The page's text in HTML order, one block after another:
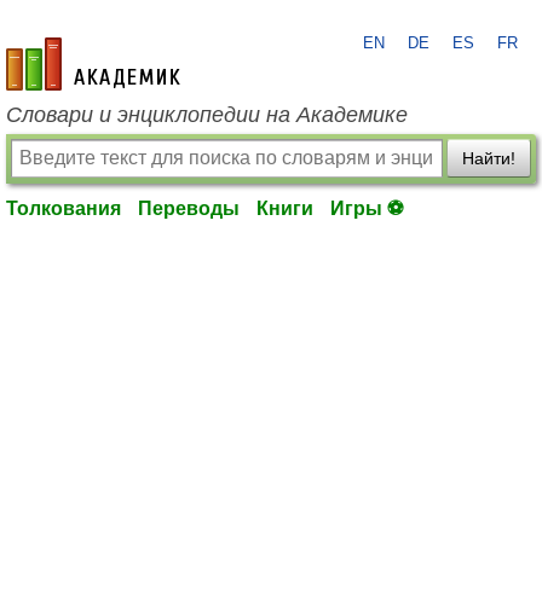
academic.ru
EN DE ES FR
Словари и энциклопедии на Академике
Найти!
Толкования Переводы Книги Игры ⚽